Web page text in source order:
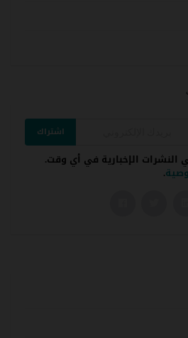
اشتراك
النشرات الإخبارية في أي وقت.
.